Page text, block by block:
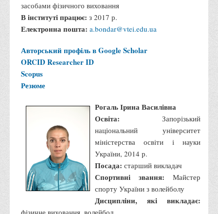
Корисні посилання
Навчально-методичний
студентів
Технічних засобів навчання
Ресурсний центр зі сталого розвитку
Моніторингу якості освітнього процесу та інноваційного
розвитку
Грантових проєктів
Грантові проєкти ВТЕІ ДТЕУ
Підтримки технологій та інновацій (TISC)
засобами фізичного виховання
В інституті працює: з 2017 р.
Електронна пошта: a.bondar@vtei.edu.ua
Авторський профіль в Google Scholar
ORCIDResearcher ID
Scopus
Резюме
Рогаль Ірина Василівна
Освіта: Запорізький
національний університет
міністерства освіти і науки
України, 2014 р.
Посада: старший викладач
Спортивні звання: Майстер
спорту України з волейболу
Дисципліни, які викладає:
фізичне виховання, волейбол